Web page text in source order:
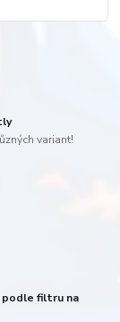
variant!
filtru na